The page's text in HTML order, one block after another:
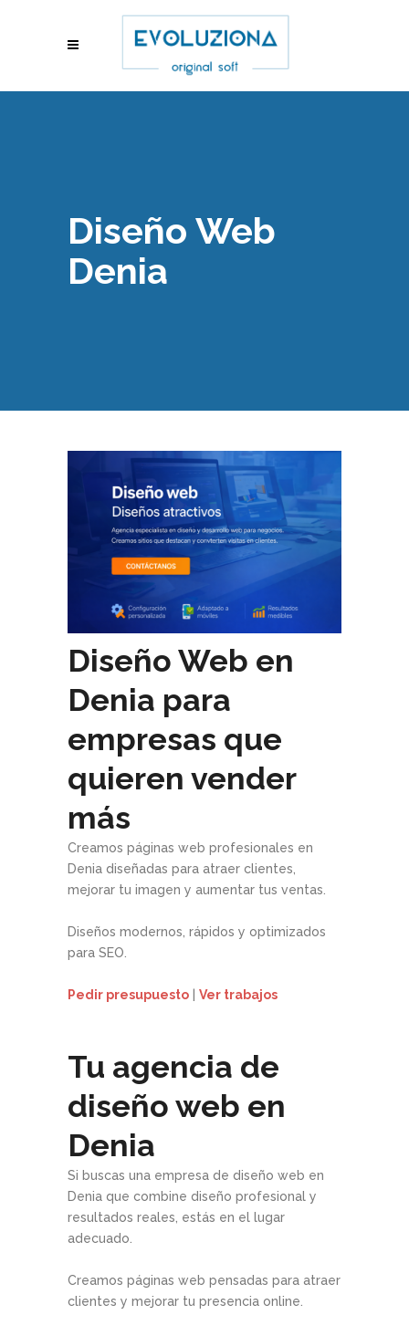
Diseño Web
Denia
Diseño Web en
Denia para
empresas que
quieren vender
más
Creamos páginas web profesionales en
Denia diseñadas para atraer clientes,
mejorar tu imagen y aumentar tus ventas.
Diseños modernos, rápidos y optimizados
para SEO.
Pedir presupuesto Ver trabajos
Tu agencia de
diseño web en
Denia
Si buscas una empresa de diseño web en
Denia que combine diseño profesional y
resultados reales, estás en el lugar
adecuado.
Creamos páginas web pensadas para atraer
clientes y mejorar tu presencia online.